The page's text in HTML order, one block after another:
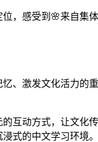
，感受到🌸来自集
、激发文化活力的
互动方式，让文化
式的中文学习环境。